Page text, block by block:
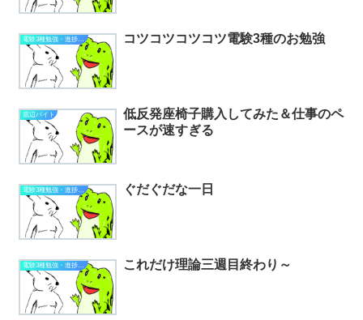
電験3種勉強・進捗状況 コツコツコツコツ電験3種のお勉強
底辺バイト
低反発座椅子購入してみた＆仕事のペ
ースが速すぎる
ぐだぐだな一日
これだけ理論三週目終わり～